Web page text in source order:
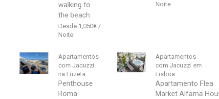
walking to
the beach
1,050€
Apartamentos
com Jacuzzi
na Fuzeta
Penthouse
Roma
Apartamentos
com Jacuzzi em
Lisboa
Apartamento Flea
Market Alfama